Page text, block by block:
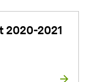
2020-2021